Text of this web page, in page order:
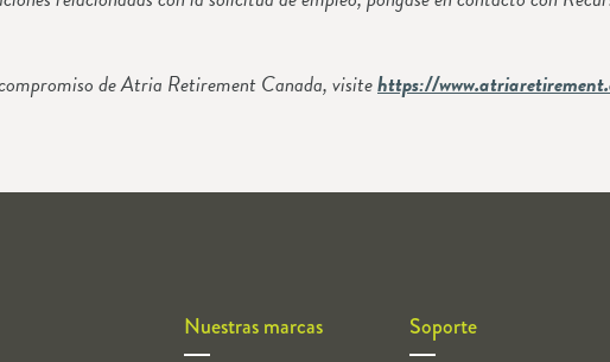
de Atria Retirement Canada, visitehttps://
Nuestras marcas Soporte